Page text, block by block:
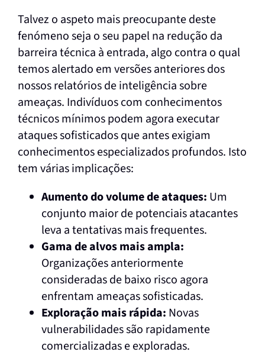
Talvez o aspeto mais preocupante deste
fenómeno seja o seu papel na redução da
barreira técnica à entrada, algo contra o qual
temos alertado em versões anteriores dos
nossos relatórios de inteligência sobre
ameaças. Indivíduos com conhecimentos
técnicos mínimos podem agora executar
ataques sofisticados que antes exigiam
conhecimentos especializados profundos. Isto
tem várias implicações:
Aumento do volume de ataques: Um
conjunto maior de potenciais atacantes
leva a tentativas mais frequentes.
Gama de alvos mais ampla:
Organizações anteriormente
consideradas de baixo risco agora
enfrentam ameaças sofisticadas.
Exploração mais rápida: Novas
vulnerabilidades são rapidamente
comercializadas e exploradas.